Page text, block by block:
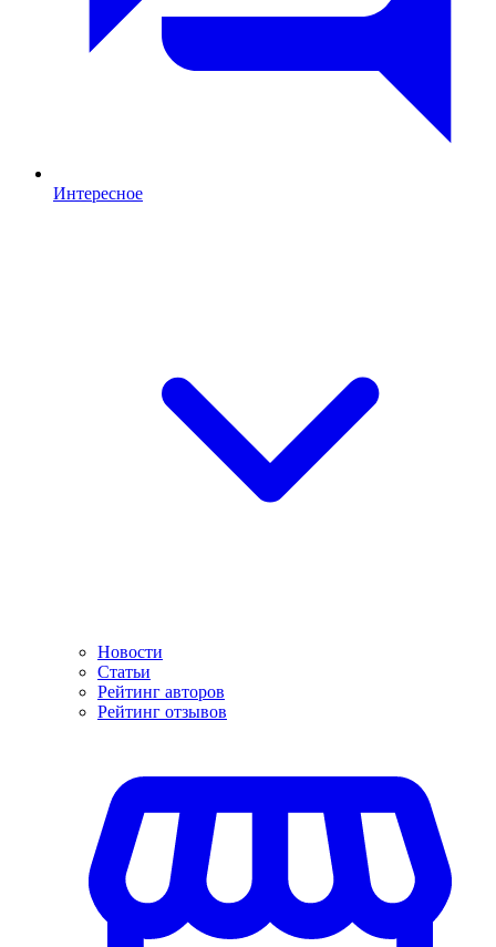
Интересное
Новости
Статьи
Рейтинг авторов
Рейтинг отзывов